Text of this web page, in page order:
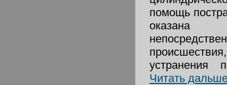
помощь
оказана
Читать